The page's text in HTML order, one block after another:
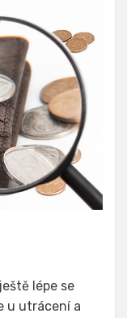
lépe se
u utrácení a